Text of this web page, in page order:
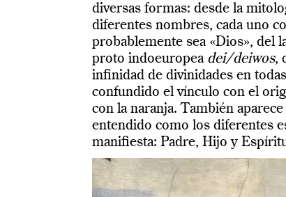
diversas formas: desde la
diferentes nombres, cada uno
probablemente sea «Dios», del
proto indoeuropea dei/deiwos,
infinidad de divinidades en
confundido el vínculo con el
con la naranja. También
entendido como los diferentes
manifiesta: Padre, Hijo y